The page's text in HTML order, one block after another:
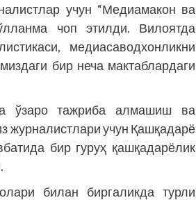
учун “Медиамакон ва
чоп этилди. Вилоятда
медиасаводхонликни
бир неча мактаблардаги
ўзаро тажриба алмашиш ва
журналистлари учун Қашқадарё
бир гуруҳ қашқадарёлик
билан биргаликда турли